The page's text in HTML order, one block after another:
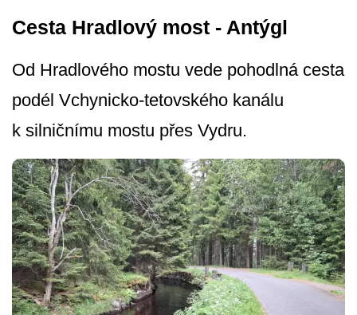
Cesta Hradlový most - Antýgl
Od Hradlového mostu vede pohodlná cesta
podél Vchynicko-tetovského kanálu
k silničnímu mostu přes Vydru.